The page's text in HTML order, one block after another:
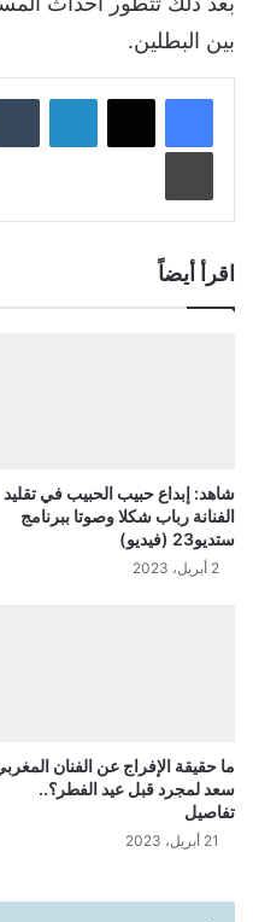
بين البطلين.
لينكدإن
اقرأ أيضاً
شاهد: إبداع حبيب الحبيب في تقليد
الفنانة رباب شكلا وصوتا ببرنامج
ستديو23 (فيديو)
2 أبريل، 2023
ما حقيقة الإفراج عن الفنان
سعد لمجرد قبل عيد الفطر؟..
تفاصيل
21 أبريل، 2023